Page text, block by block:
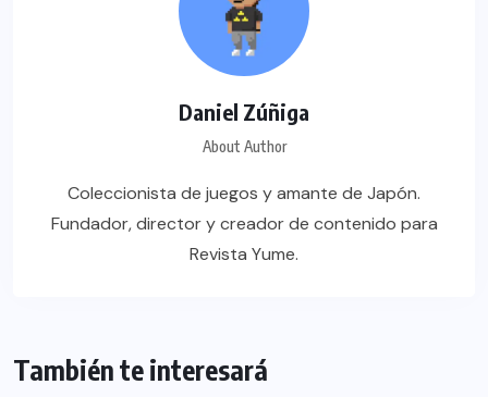
Daniel Zúñiga
About Author
Coleccionista de juegos y amante de Japón.
Fundador, director y creador de contenido para
Revista Yume.
También te interesará